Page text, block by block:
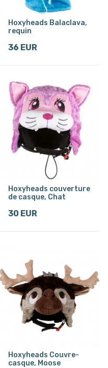
Hoxyheads Balaclava,
requin
36 EUR
Hoxyheads couverture
de casque, Chat
30 EUR
Hoxyheads Couvre-
casque, Moose